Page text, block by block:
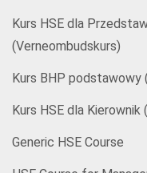
Kurs HSE dla
(Verneombudskurs)
Kurs BHP podstawowy
Kurs HSE dla
Generic HSE Course